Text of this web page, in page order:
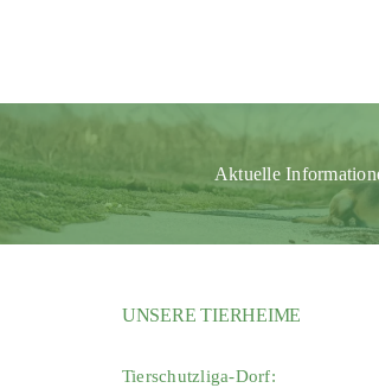
Aktuelle
UNSERE TIERHEIME
Tierschutzliga-Dorf: